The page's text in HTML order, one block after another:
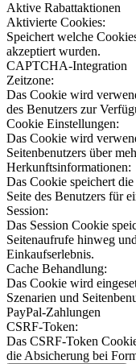
Aktive Rabattaktionen
Aktivierte Cookies:
Speichert welche
akzeptiert wurden.
CAPTCHA-Integration
Zeitzone:
Das Cookie wird
des Benutzers zur
Cookie Einstellungen:
Das Cookie wird
Seitenbenutzers über
Herkunftsinformationen:
Das Cookie speichert
Seite des Benutzers für
Session:
Das Session Cookie
Seitenaufrufe hinweg
Einkaufserlebnis.
Cache Behandlung:
Das Cookie wird
Szenarien und
PayPal-Zahlungen
CSRF-Token:
Das CSRF-Token
die Absicherung bei